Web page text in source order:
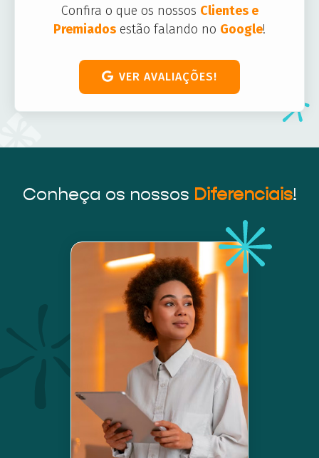
Confira o que os nossos Clientes e
Premiados estão falando no Google!
VER AVALIAÇÕES!
Conheça os nossos Diferenciais!